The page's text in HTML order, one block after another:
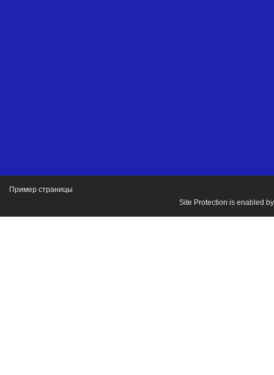
Пример страницы
Site Protection is enabled